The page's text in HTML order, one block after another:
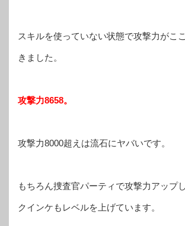
スキルを使っていない状態で攻撃力がこ
きました。
攻撃力8658。
攻撃力8000超えは流石にヤバいです。
もちろん捜査官パーティで攻撃力アップ
クインケもレベルを上げています。